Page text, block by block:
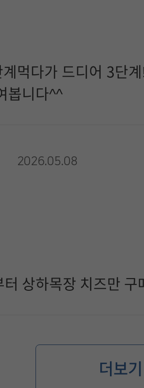
계먹다가 드디어 3단
봅니다^^
2026.05.08
터 상하목장 치즈만 구
더보기